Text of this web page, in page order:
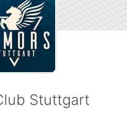
Stuttgart